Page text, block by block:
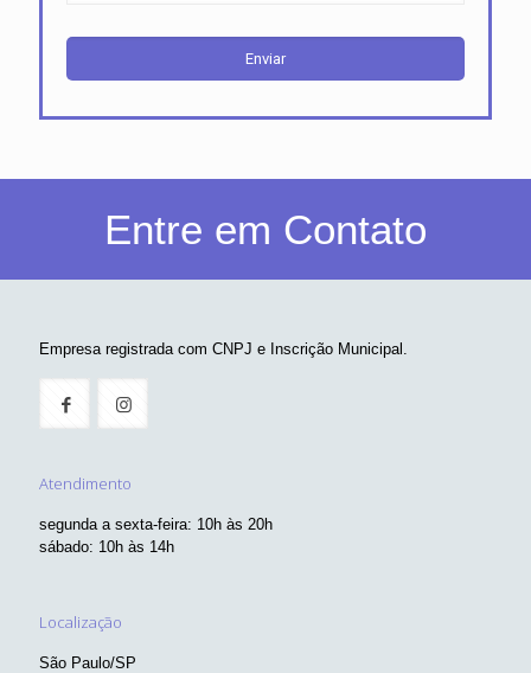
Entre em Contato
Empresa registrada com CNPJ e Inscrição Municipal.
Atendimento
segunda a sexta-feira: 10h às 20h
sábado: 10h às 14h
Localização
São Paulo/SP